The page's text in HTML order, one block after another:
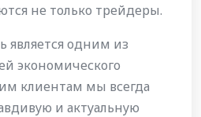
не только трейдеры.
является одним из
экономического
клиентам мы всегда
и актуальную